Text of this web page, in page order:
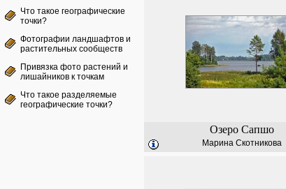
Что такое географические
точки?
Фотографии ландшафтов и
растительных сообществ
Привязка фото растений и
лишайников к точкам
Что такое разделяемые
географические точки?
Озеро Сапшо
Марина Скотникова